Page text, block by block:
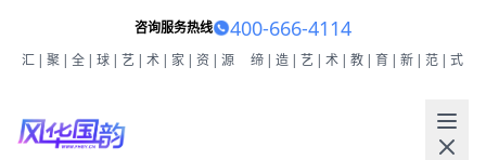
咨询服务热线 400-666-4114
汇|聚|全|球|艺|术|家|资|源 缔|造|艺|术|教|育|新|范|式